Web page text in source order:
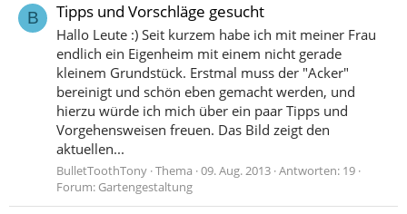
B Tipps und Vorschläge gesucht
Hallo Leute :) Seit kurzem habe ich mit meiner Frau
endlich ein Eigenheim mit einem nicht gerade
kleinem Grundstück. Erstmal muss der "Acker"
bereinigt und schön eben gemacht werden, und
hierzu würde ich mich über ein paar Tipps und
Vorgehensweisen freuen. Das Bild zeigt den
aktuellen...
BulletToothTony Thema 09. Aug. 2013 Antworten: 19
Forum: Gartengestaltung